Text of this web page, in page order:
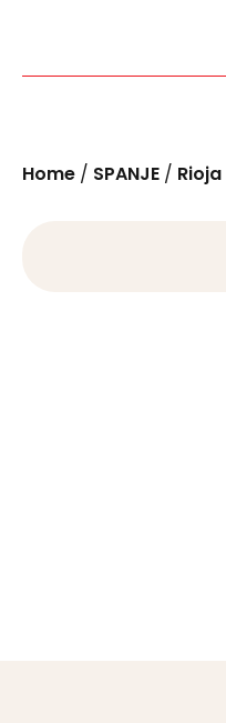
Home / SPANJE / Rioja